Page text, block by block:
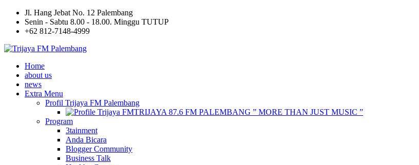
Jl. Hang Jebat No. 12 Palembang
Senin - Sabtu 8.00 - 18.00. Minggu TUTUP
+62 812-7148-4999
Home
about us
news
Extra Menu
Profil Trijaya FM Palembang
TRIJAYA 87.6 FM PALEMBANG ” MORE THAN JUST MUSIC ”
Program
3tainment
Anda Bicara
Blogger Community
Business Talk